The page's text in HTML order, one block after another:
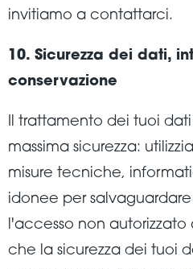
invitiamo a contattarci.
10. Sicurezza dei dati,
conservazione
Il trattamento dei tuoi
massima sicurezza:
misure tecniche,
idonee per
l'accesso non autorizzato
che la sicurezza dei tuoi